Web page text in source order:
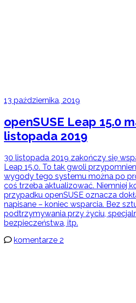
13 października, 2019
openSUSE Leap 15.0
listopada 2019
30 listopada 2019 zakończy się
Leap 15.0. To tak gwoli
wygody tego systemu można po
coś trzeba aktualizować. Niemniej
przypadku openSUSE oznacza
napisane – koniec wsparcia. Bez
podtrzymywania przy życiu,
bezpieczeństwa, itp.
komentarze 2